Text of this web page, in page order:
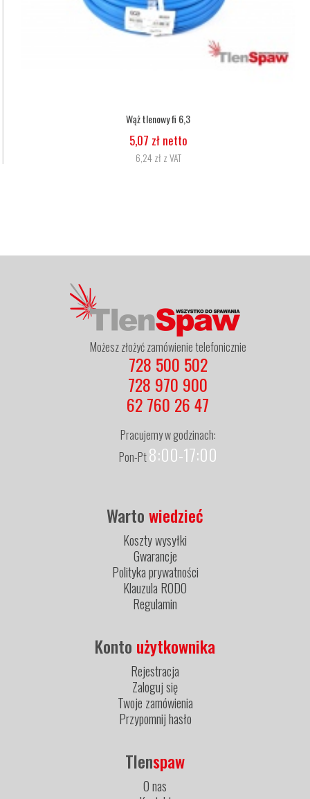
Wąż tlenowy fi 6,3
5,07 zł netto
6,24 zł z VAT
Możesz złożyć zamówienie telefonicznie
728 500 502
728 970 900
62 760 26 47
Pracujemy w godzinach:
Pon-Pt8:00-17:00
Wartowiedzieć
Koszty wysyłki
Gwarancje
Polityka prywatności
Klauzula RODO
Regulamin
Konto użytkownika
Rejestracja
Zaloguj się
Twoje zamówienia
Przypomnij hasło
Tlenspaw
O nas